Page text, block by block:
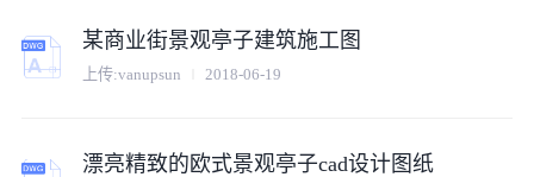
某商业街景观亭子建筑施工图
上传:vanupsun 2018-06-19
漂亮精致的欧式景观亭子cad设计图纸